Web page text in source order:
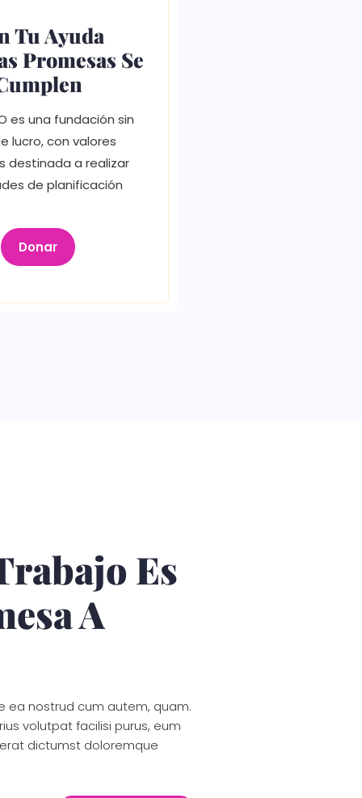
Tu Ayuda
Promesas Se
es una fundación sin
lucro, con valores
destinada a realizar
de planificación
Donar
Es
A
ea nostrud cum autem, quam.
volutpat facilisi purus, eum
dictumst doloremque